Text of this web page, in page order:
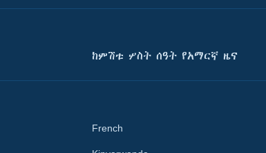
ከምሽቱ ሦስት ሰዓት የአማርኛ ዜና
French